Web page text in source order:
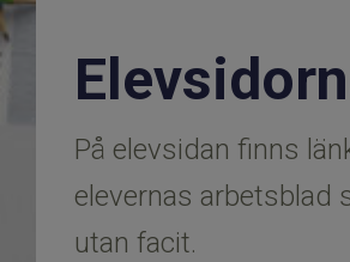
På elevsidan finns
elevernas arbetsblad
utan facit.